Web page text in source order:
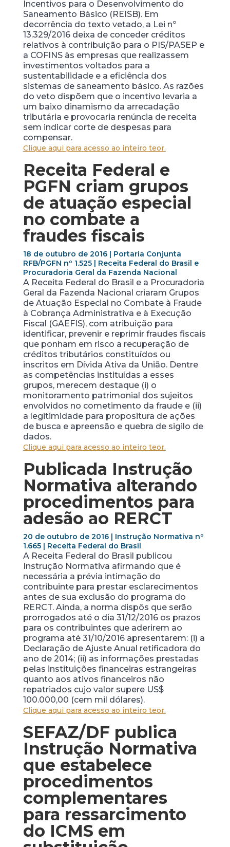
Incentivos para o Desenvolvimento do
Saneamento Básico (REISB). Em
decorrência do texto vetado, a Lei nº
13.329/2016 deixa de conceder créditos
relativos à contribuição para o PIS/PASEP e
a COFINS às empresas que realizassem
investimentos voltados para a
sustentabilidade e a eficiência dos
sistemas de saneamento básico. As razões
do veto dispõem que o incentivo levaria a
um baixo dinamismo da arrecadação
tributária e provocaria renúncia de receita
sem indicar corte de despesas para
compensar.
Clique aqui para acesso ao inteiro teor.
Receita Federal e
PGFN criam grupos
de atuação especial
no combate a
fraudes fiscais
18 de outubro de 2016 | Portaria Conjunta
RFB/PGFN nº 1.525 | Receita Federal do Brasil e
Procuradoria Geral da Fazenda Nacional
A Receita Federal do Brasil e a Procuradoria
Geral da Fazenda Nacional criaram Grupos
de Atuação Especial no Combate à Fraude
à Cobrança Administrativa e à Execução
Fiscal (GAEFIS), com atribuição para
identificar, prevenir e reprimir fraudes fiscais
que ponham em risco a recuperação de
créditos tributários constituídos ou
inscritos em Dívida Ativa da União. Dentre
as competências instituídas a esses
grupos, merecem destaque (i) o
monitoramento patrimonial dos sujeitos
envolvidos no cometimento da fraude e (ii)
a legitimidade para propositura de ações
de busca e apreensão e quebra de sigilo de
dados.
Clique aqui para acesso ao inteiro teor.
Publicada Instrução
Normativa alterando
procedimentos para
adesão ao RERCT
20 de outubro de 2016 | Instrução Normativa nº
1.665 | Receita Federal do Brasil
A Receita Federal do Brasil publicou
Instrução Normativa afirmando que é
necessária a prévia intimação do
contribuinte para prestar esclarecimentos
antes de sua exclusão do programa do
RERCT. Ainda, a norma dispôs que serão
prorrogados até o dia 31/12/2016 os prazos
para os contribuintes que aderirem ao
programa até 31/10/2016 apresentarem: (i) a
Declaração de Ajuste Anual retificadora do
ano de 2014; (ii) as informações prestadas
pelas instituições financeiras estrangeiras
quanto aos ativos financeiros não
repatriados cujo valor supere US$
100.000,00 (cem mil dólares).
Clique aqui para acesso ao inteiro teor.
SEFAZ/DF publica
Instrução Normativa
que estabelece
procedimentos
complementares
para ressarcimento
do ICMS em